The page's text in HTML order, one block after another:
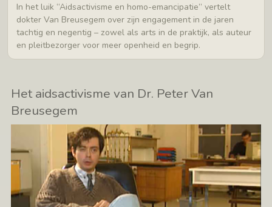
In het luik “Aidsactivisme en homo-emancipatie” vertelt
dokter Van Breusegem over zijn engagement in de jaren
tachtig en negentig – zowel als arts in de praktijk, als auteur
en pleitbezorger voor meer openheid en begrip.
Het aidsactivisme van Dr. Peter Van
Breusegem